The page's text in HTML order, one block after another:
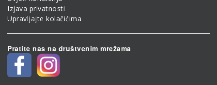
Izjava privatnosti
Upravljajte kolačićima
Pratite nas na društvenim mrežama